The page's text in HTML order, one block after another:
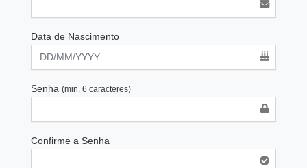
Data de Nascimento
Senha (min. 6 caracteres)
Confirme a Senha